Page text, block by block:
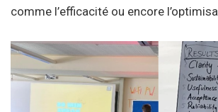
comme l’efficacité ou encore